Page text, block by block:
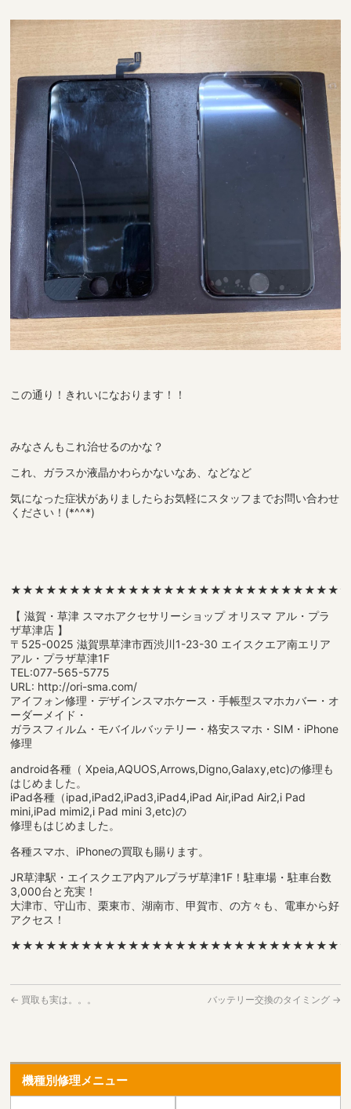
この通り！きれいになおります！！
みなさんもこれ治せるのかな？
これ、ガラスか液晶かわらかないなあ、などなど
気になった症状がありましたらお気軽にスタッフまでお問い合わせ
ください！(*^^*)
【 滋賀・草津 スマホアクセサリーショップ オリスマ アル・プラ
ザ草津店 】
〒525-0025 滋賀県草津市西渋川1-23-30 エイスクエア南エリア
アル・プラザ草津1F
TEL:077-565-5775
URL: http://ori-sma.com/
アイフォン修理・デザインスマホケース・手帳型スマホカバー・オ
ーダーメイド・
ガラスフィルム・モバイルバッテリー・格安スマホ・SIM・iPhone
修理
android各種（ Xpeia,AQUOS,Arrows,Digno,Galaxy,etc)の修理も
はじめました。
iPad各種（ipad,iPad2,iPad3,iPad4,iPad Air,iPad Air2,i Pad
mini,iPad mimi2,i Pad mini 3,etc)の
修理もはじめました。
各種スマホ、iPhoneの買取も賜ります。
JR草津駅・エイスクエア内アルプラザ草津1F！駐車場・駐車台数
3,000台と充実！
大津市、守山市、栗東市、湖南市、甲賀市、の方々も、電車から好
アクセス！
← 買取も実は。。。 バッテリー交換のタイミング →
機種別修理メニュー